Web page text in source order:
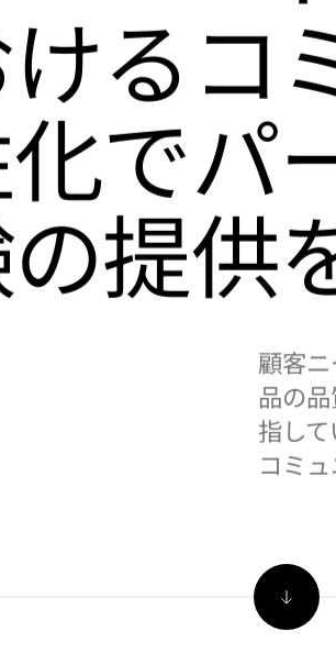
るコ
でパ
提供
顧客
品の
指し
コミ